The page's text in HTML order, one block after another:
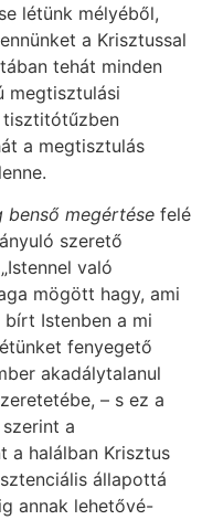
létünk mélyéből,
a Krisztussal
tehát minden
megtisztulási
tisztitótűzben
a megtisztulás
benső megértése felé
szerető
való
mögött hagy, ami
Istenben a mi
fenyegető
akadálytalanul
– s ez a
a
a halálban Krisztus
állapottá
annak lehetővé-